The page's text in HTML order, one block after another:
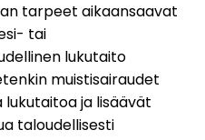
tarpeet aikaansaavat
tai
lukutaito
muistisairaudet
ja lisäävät
taloudellisesti